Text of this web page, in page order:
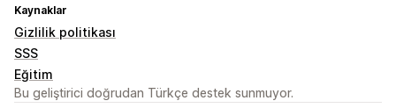
Kaynaklar
Gizlilik politikası
SSS
Eğitim
Bu geliştirici doğrudan Türkçe destek sunmuyor.